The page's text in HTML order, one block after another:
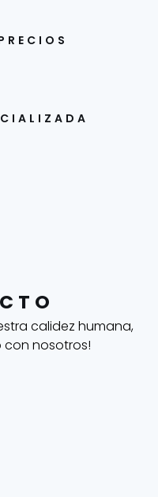
calidez humana,
nosotros!